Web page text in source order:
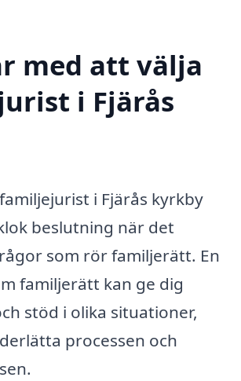
med att välja
i Fjärås
i Fjärås kyrkby
beslutning när det
som rör familjerätt. En
familjerätt kan ge dig
stöd i olika situationer,
processen och